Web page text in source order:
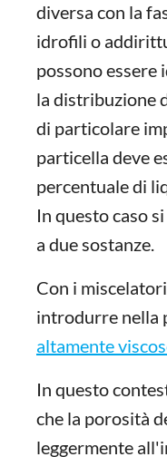
diversa con la
idrofili o
possono essere
la distribuzione
di particolare
particella deve
percentuale di
In questo caso
a due sostanze.
Con i
introdurre nella
altamente
In questo
che la porosità
leggermente